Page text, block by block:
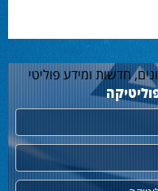
חדשות ומידע פוליטי